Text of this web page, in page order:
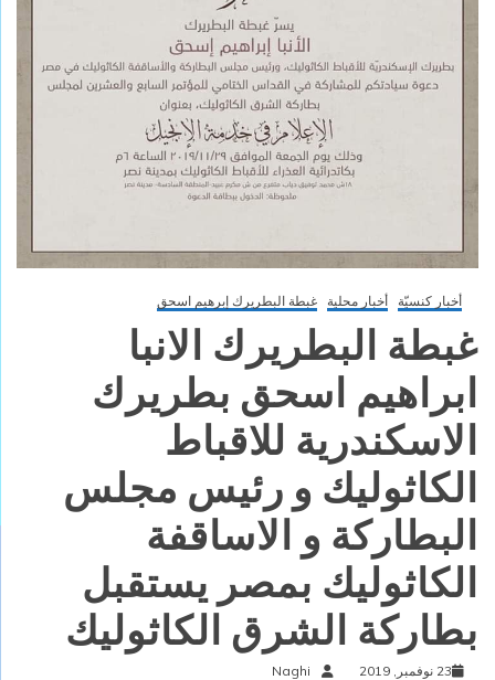
أخبار كنسيّة أخبار محلية غبطة البطريرك إبرهيم اسحق
غبطة البطريرك الانبا
ابراهيم اسحق بطريرك
الاسكندرية للاقباط
الكاثوليك و رئيس مجلس
البطاركة و الاساقفة
الكاثوليك بمصر يستقبل
بطاركة الشرق الكاثوليك
23 نوفمبر, 2019 Naghi